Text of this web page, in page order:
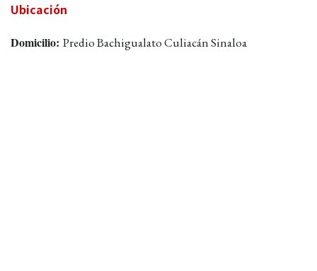
Ubicación
Domicilio: Predio Bachigualato Culiacán Sinaloa